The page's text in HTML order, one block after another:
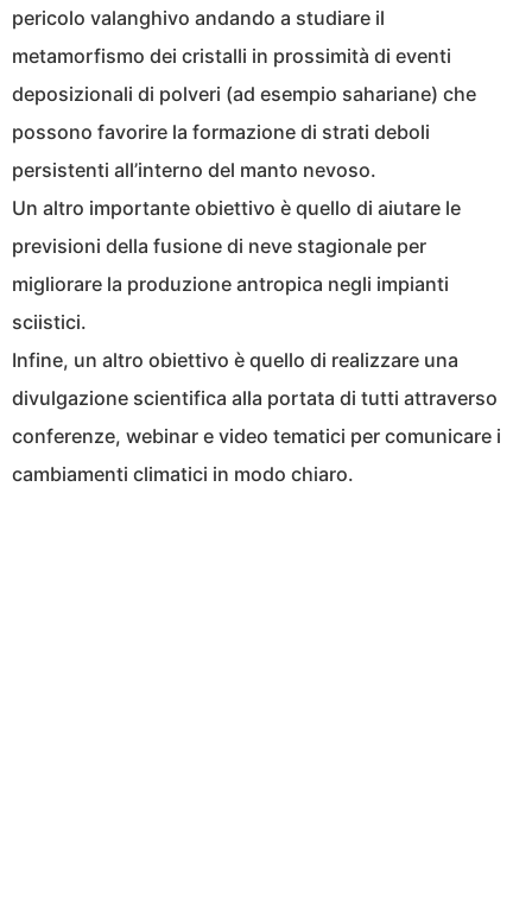
pericolo valanghivo andando a studiare il
metamorfismo dei cristalli in prossimità di eventi
deposizionali di polveri (ad esempio sahariane) che
possono favorire la formazione di strati deboli
persistenti all’interno del manto nevoso.
Un altro importante obiettivo è quello di aiutare le
previsioni della fusione di neve stagionale per
migliorare la produzione antropica negli impianti
sciistici.
Infine, un altro obiettivo è quello di realizzare una
divulgazione scientifica alla portata di tutti attraverso
conferenze, webinar e video tematici per comunicare i
cambiamenti climatici in modo chiaro.